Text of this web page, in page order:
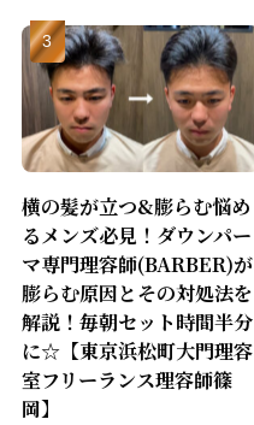
横の髪が立つ&膨らむ悩め
るメンズ必見！ダウンパー
マ専門理容師(BARBER)が
膨らむ原因とその対処法を
解説！毎朝セット時間半分
に☆【東京浜松町大門理容
室フリーランス理容師篠
岡】